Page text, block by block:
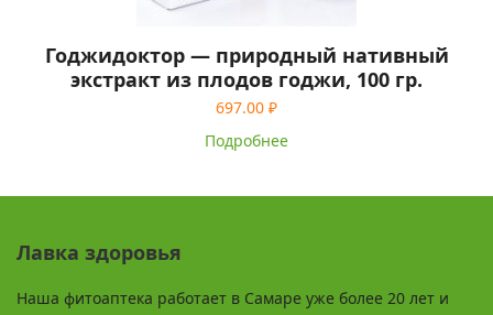
Годжидоктор — природный нативный
экстракт из плодов годжи, 100 гр.
697.00 ₽
Подробнее
Лавка здоровья
Наша фитоаптека работает в Самаре уже более 20 лет и